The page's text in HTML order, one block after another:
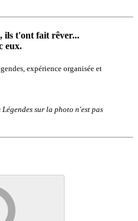
ils t'ont fait rêver...
eux.
expérience organisée et
sur la photo n'est pas